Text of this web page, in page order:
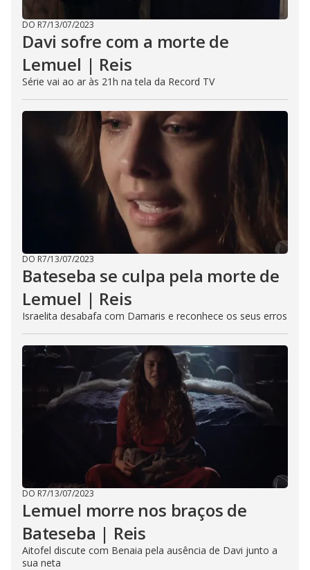
DO R7/13/07/2023
Davi sofre com a morte de
Lemuel | Reis
Série vai ao ar às 21h na tela da Record TV
DO R7/13/07/2023
Bateseba se culpa pela morte de
Lemuel | Reis
Israelita desabafa com Damaris e reconhece os seus erros
DO R7/13/07/2023
Lemuel morre nos braços de
Bateseba | Reis
Aitofel discute com Benaia pela ausência de Davi junto a
sua neta